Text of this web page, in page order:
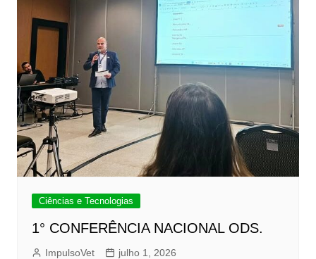
Ciências e Tecnologias
1° CONFERÊNCIA NACIONAL ODS.
ImpulsoVet julho 1, 2026